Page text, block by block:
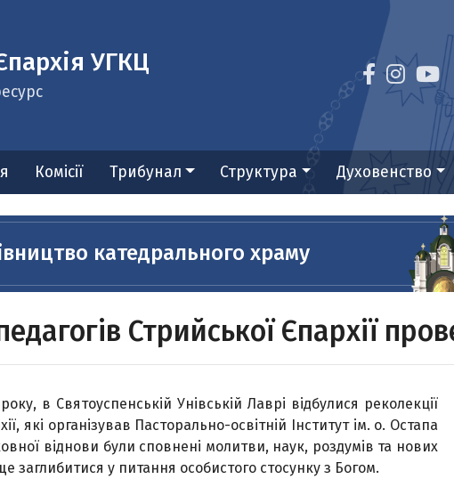
УГКЦ
Комісії Трибунал Структура Духовенство
катедрального храму
Стрийської Єпархії
в Святоуспенській Унівській Лаврі відбулися реколекції
які організував Пасторально-освітній Інститут ім. о. Остапа
віднови були сповнені молитви, наук, роздумів та нових
у питання особистого стосунку з Богом.